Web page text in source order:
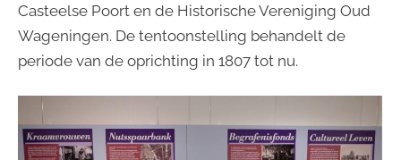
Casteelse Poort en de Historische Vereniging Oud
Wageningen. De tentoonstelling behandelt de
periode van de oprichting in 1807 tot nu.